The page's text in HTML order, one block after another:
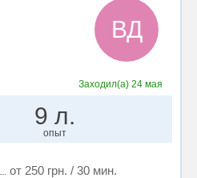
ВД
Заходил(а)24 мая
9 л.
опыт
от 250 грн. / 30 мин.